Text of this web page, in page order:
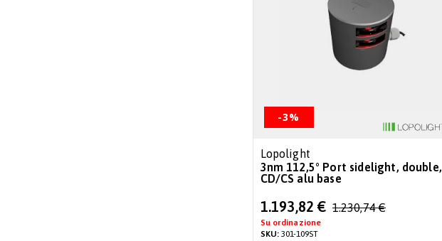
-3%
Lopolight
3nm 112,5° Port sidelight, double,
CD/CS alu base
Special
Price
1.193,82 € 1.230,74 €
Su ordinazione
SKU:301-109ST